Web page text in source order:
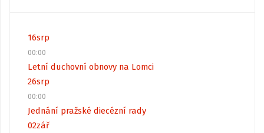
16srp
00:00
Letní duchovní obnovy na Lomci
26srp
00:00
Jednání pražské diecézní rady
02zář